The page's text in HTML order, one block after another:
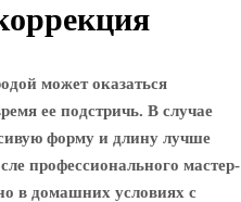
может оказаться
ее подстричь. В случае
форму и длину лучше
профессионального мастер-
в домашних условиях с